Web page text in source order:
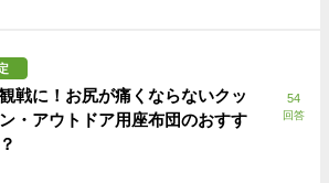
戦に！お尻が痛くならないクッ
・アウトドア用座布団のおすす
54
回答